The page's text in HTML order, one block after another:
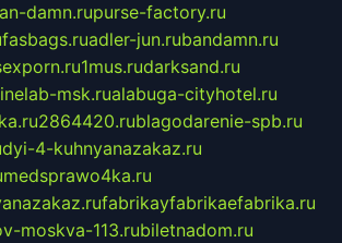
damn.rupurse-factory.ru
fasbags.ruadler-jun.rubandamn.ru
1mus.rudarksand.ru
msk.rualabuga-cityhotel.ru
2864420.rublagodarenie-spb.ru
4-kuhnyanazakaz.ru
medsprawo4ka.ru
fabrikayfabrikaefabrika.ru
moskva-113.rubiletnadom.ru